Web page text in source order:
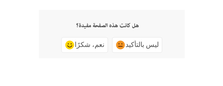
هل كانت هذه الصفحة مفيدة؟
نعم، شكرًا ليس بالتأكيد